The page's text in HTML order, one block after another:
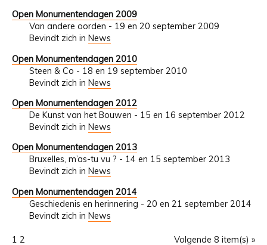
Open Monumentendagen 2009
Van andere oorden - 19 en 20 september 2009
Bevindt zich in News
Open Monumentendagen 2010
Steen & Co - 18 en 19 september 2010
Bevindt zich in News
Open Monumentendagen 2012
De Kunst van het Bouwen - 15 en 16 september 2012
Bevindt zich in News
Open Monumentendagen 2013
Bruxelles, m’as-tu vu ? - 14 en 15 september 2013
Bevindt zich in News
Open Monumentendagen 2014
Geschiedenis en herinnering - 20 en 21 september 2014
Bevindt zich in News
Volgende 8 item(s) »
1 2